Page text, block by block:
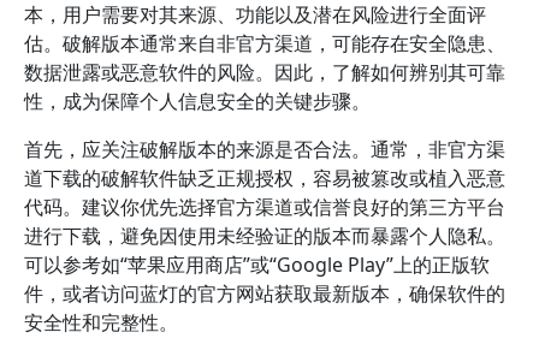
本，用户需要对其来源、功能以及潜在风险进行全面评
估。破解版本通常来自非官方渠道，可能存在安全隐患、
数据泄露或恶意软件的风险。因此，了解如何辨别其可靠
性，成为保障个人信息安全的关键步骤。
首先，应关注破解版本的来源是否合法。通常，非官方渠
道下载的破解软件缺乏正规授权，容易被篡改或植入恶意
代码。建议你优先选择官方渠道或信誉良好的第三方平台
进行下载，避免因使用未经验证的版本而暴露个人隐私。
可以参考如“苹果应用商店”或“Google Play”上的正版软
件，或者访问蓝灯的官方网站获取最新版本，确保软件的
安全性和完整性。